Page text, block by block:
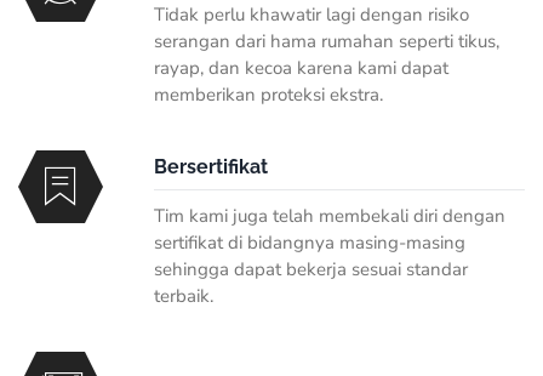
Tidak perlu khawatir lagi dengan risiko
serangan dari hama rumahan seperti tikus,
rayap, dan kecoa karena kami dapat
memberikan proteksi ekstra.
Bersertifikat
Tim kami juga telah membekali diri dengan
sertifikat di bidangnya masing-masing
sehingga dapat bekerja sesuai standar
terbaik.